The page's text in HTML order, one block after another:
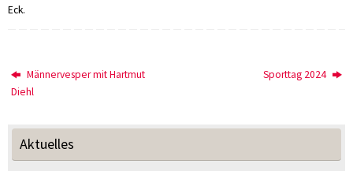
Eck.
Männervesper mit Hartmut
Diehl
Sporttag 2024
Aktuelles